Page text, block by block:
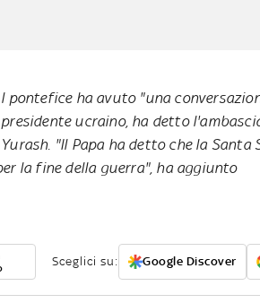
l pontefice ha avuto "una
presidente ucraino, ha detto
Yurash. "Il Papa ha detto che la
la fine della guerra", ha aggiunto
Sceglici su: Google Discover